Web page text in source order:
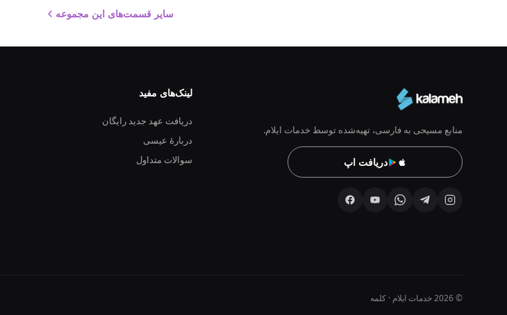
سایر قسمت‌های این مجموعه
منابع مسیحی به فارسی، تهیه‌شده توسط خدمات ایلام.
دریافت اپ
لینک‌های مفید
دریافت عهد جدید رایگان
دربارهٔ عیسی
سوالات متداول
© 2026 خدمات ایلام · کلمه